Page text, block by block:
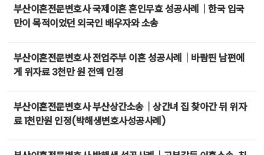
부산이혼전문변호사 국제이혼 혼인무효 성공사례｜한국 입국
만이 목적이었던 외국인 배우자와 소송
부산이혼전문변호사 전업주부 이혼 성공사례｜바람핀 남편에
게 위자료 3천만 원 전액 인정
부산이혼전문변호사 부산상간소송｜상간녀 집 찾아간 뒤 위자
료 1천만원 인정(박해생변호사성공사례)